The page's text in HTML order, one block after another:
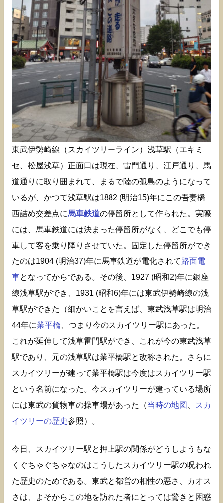
東武伊勢崎線（スカイツリーライン）浅草駅（エキミ
セ、松屋浅草）正面口は現在、雷門通り、江戸通り、馬
道通りに取り囲まれて、まるで陸の孤島のようになって
いるが、かつて浅草駅は1882 (明治15)年にこの吾妻橋
西詰め交差点に馬車鉄道の停留所として作られた。実際
には、馬車鉄道には決まった停留所がなく、どこでも停
車して客を乗り降りさせていた。固定した停留所ができ
たのは1904 (明治37)年に馬車鉄道が電化されて路面電
車となってからである。その後、1927 (昭和2)年に銀座
線浅草駅ができ、1931 (昭和6)年には東武伊勢崎線の浅
草駅ができた（細かいことを言えば、東武浅草駅は明治
44年に業平橋 、つまり今のスカイツリー駅にあった。
これが延伸して浅草雷門駅ができ、これが今の東武浅草
駅であり、元の浅草駅は業平橋駅と改称された。さらに
スカイツリーが建って業平橋駅は今度はスカイツリー駅
という名前になった。今スカイツリーが建っている場所
には東武の貨物車の操車場があった（当時の地図
スカ
イツリーの歴史参照）。
今日、スカイツリー駅と押上駅の関係がどうしようもな
くぐちゃぐちゃなのはこうしたスカイツリー駅の呪われ
た歴史のためである。東武と都営の相性の悪さ、カオス
さは、よそからこの地を訪れた者にとっては驚きと困惑